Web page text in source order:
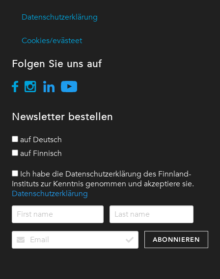
Datenschutzerklärung
Cookies/evästeet
Folgen Sie uns auf
Newsletter bestellen
auf Deutsch
auf Finnisch
Ich habe die Datenschutzerklärung des Finnland-
Instituts zur Kenntnis genommen und akzeptiere sie.
Datenschutzerklärung
ABONNIEREN